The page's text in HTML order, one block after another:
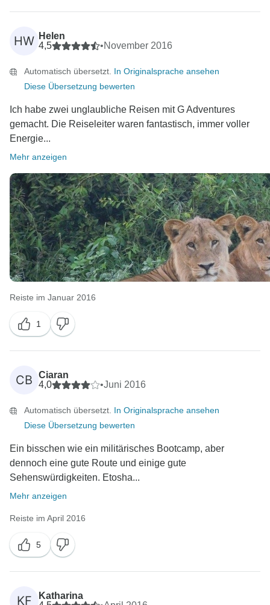
HW Helen
4,5
•November 2016
Automatisch übersetzt. In Originalsprache ansehen
Diese Übersetzung bewerten
Ich habe zwei unglaubliche Reisen mit G Adventures
gemacht. Die Reiseleiter waren fantastisch, immer voller
Energie...
Mehr anzeigen
Reiste im Januar 2016
1
CB
Ciaran
4,0
•Juni 2016
Automatisch übersetzt. In Originalsprache ansehen
Diese Übersetzung bewerten
Ein bisschen wie ein militärisches Bootcamp, aber
dennoch eine gute Route und einige gute
Sehenswürdigkeiten. Etosha...
Mehr anzeigen
Reiste im April 2016
5
KF
Katharina